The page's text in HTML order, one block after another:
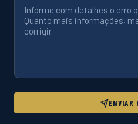
ENVIAR